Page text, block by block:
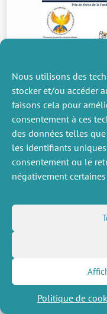
Nous utilisons des
stocker et/ou accéder
faisons cela pour
consentement à ces
des données telles
les identifiants
consentement ou le
négativement
Politique de
DIVERS
Offres d’emploi
Job market